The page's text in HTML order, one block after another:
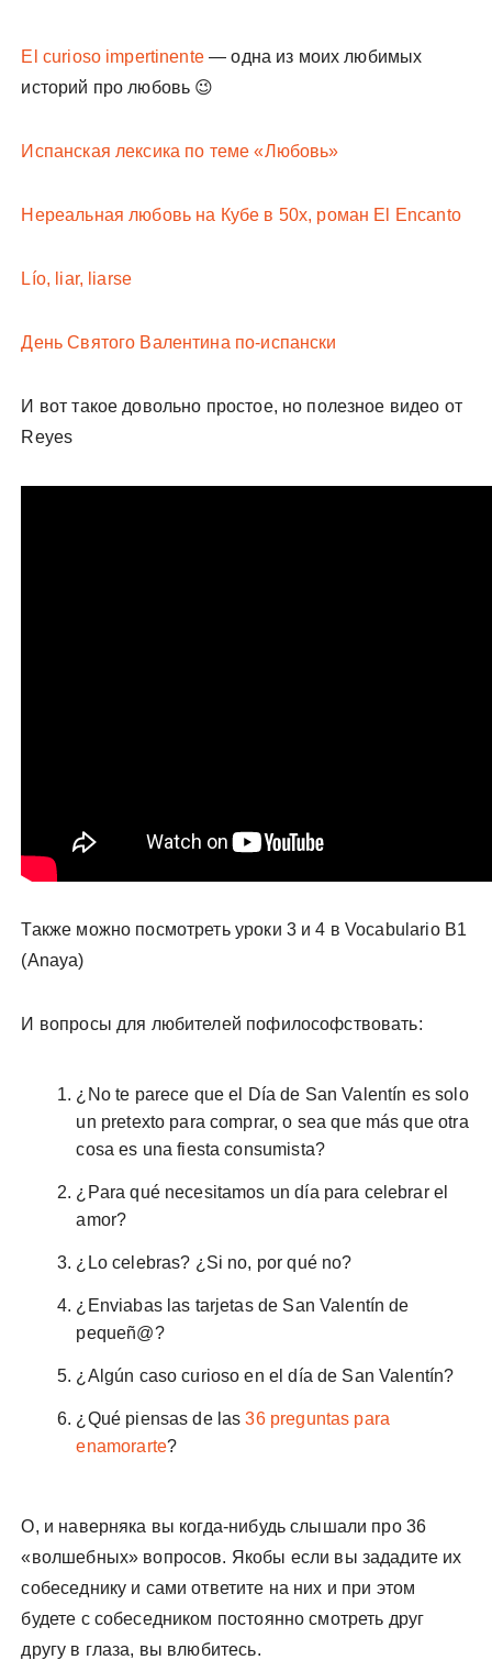
El curioso impertinente— одна из моих любимых
историй про любовь 😉
Испанская лексика по теме «Любовь»
Нереальная любовь на Кубе в 50х, роман El Encanto
Lío, liar, liarse
День Святого Валентина по-испански
И вот такое довольно простое, но полезное видео от
Reyes
Также можно посмотреть уроки 3 и 4 в Vocabulario B1
(Anaya)
И вопросы для любителей пофилософствовать:
¿No te parece que el Día de San Valentín es solo
un pretexto para comprar, o sea que más que otra
cosa es una fiesta consumista?
¿Para qué necesitamos un día para celebrar el
amor?
¿Lo celebras? ¿Si no, por qué no?
¿Enviabas las tarjetas de San Valentín de
pequeñ@?
¿Algún caso curioso en el día de San Valentín?
¿Qué piensas de las36 preguntas para
enamorarte?
О, и наверняка вы когда-нибудь слышали про 36
«волшебных» вопросов. Якобы если вы зададите их
собеседнику и сами ответите на них и при этом
будете с собеседником постоянно смотреть друг
другу в глаза, вы влюбитесь.